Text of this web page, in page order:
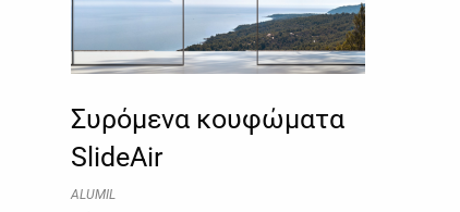
Συρόμενα κουφώματα
SlideAir
ALUMIL